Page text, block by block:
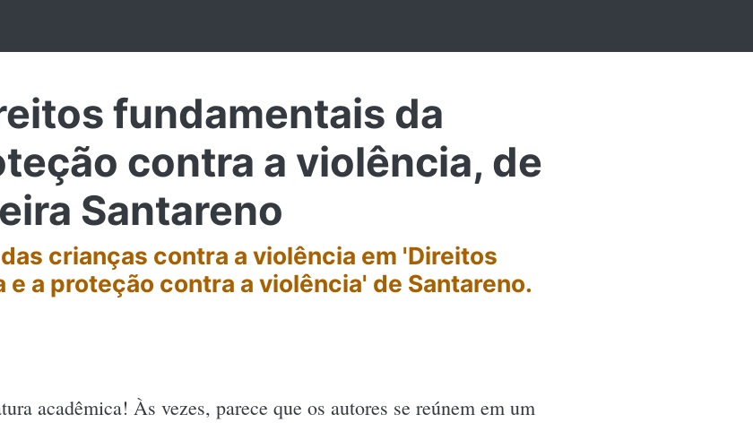
fundamentais da
contra a violência, de
Santareno
crianças contra a violência em 'Direitos
a proteção contra a violência' de Santareno.
acadêmica! Às vezes, parece que os autores se reúnem em um